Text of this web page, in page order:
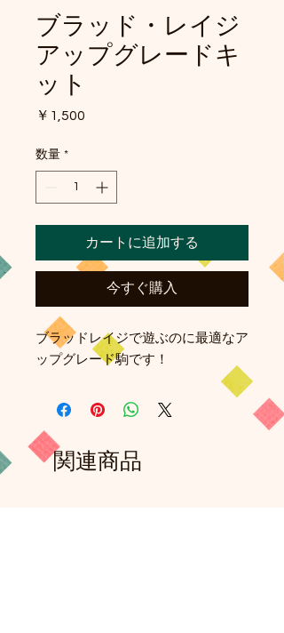
ブラッド・レイジ
アップグレードキ
ット
￥1,500
数量 *
カートに追加する
今すぐ購入
ブラッドレイジで遊ぶのに最適なア
ップグレード駒です！
関連商品